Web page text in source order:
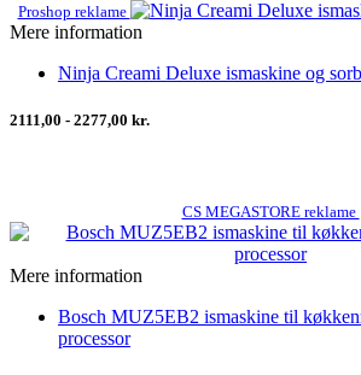
Proshop reklame
Mere information
Ninja Creami Deluxe ismaskine og
2111,00 - 2277,00 kr.
CS MEGASTORE reklame
Mere information
Bosch MUZ5EB2 ismaskine til
processor